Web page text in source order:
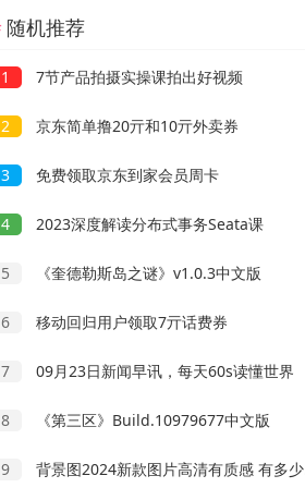
随机推荐
1 7节产品拍摄实操课拍出好视频
2 京东简单撸20亓和10亓外卖券
3 免费领取京东到家会员周卡
4 2023深度解读分布式事务Seata课
5 《奎德勒斯岛之谜》v1.0.3中文版
6 移动回归用户领取7亓话费券
7 09月23日新闻早讯，每天60s读懂世界
8 《第三区》Build.10979677中文版
9 背景图2024新款图片高清有质感 有多少分享欲就有多少爱意